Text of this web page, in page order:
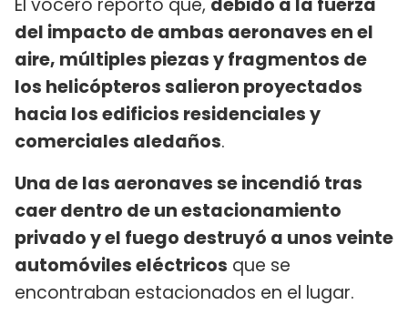
El vocero reportó que, debido a la fuerza
del impacto de ambas aeronaves en el
aire, múltiples piezas y fragmentos de
los helicópteros salieron proyectados
hacia los edificios residenciales y
comerciales aledaños.
Una de las aeronaves se incendió tras
caer dentro de un estacionamiento
privado y el fuego destruyó a unos veinte
automóviles eléctricos que se
encontraban estacionados en el lugar.